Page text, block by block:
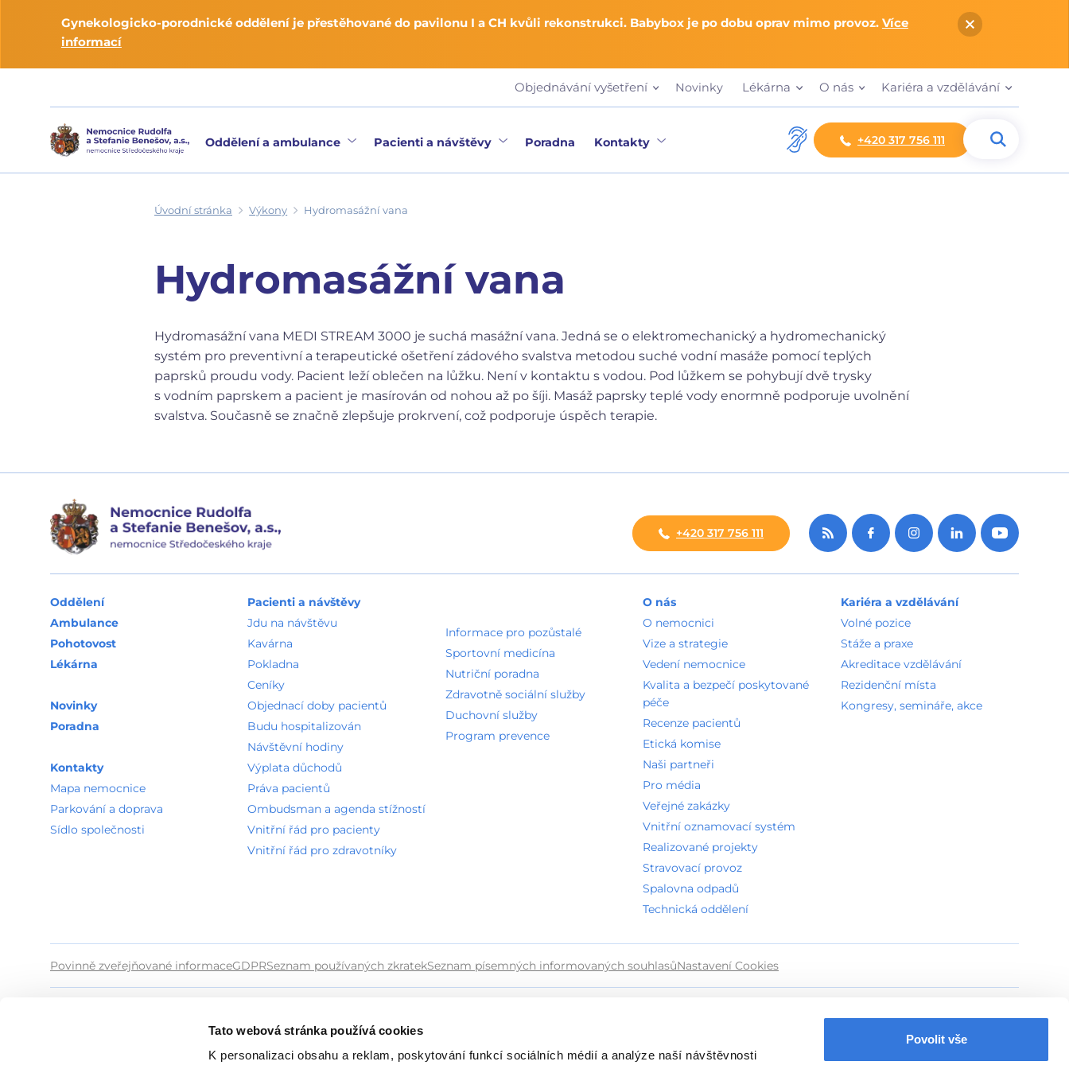
Tato webová stránka používá cookies
K personalizaci obsahu a reklam, poskytování funkcí sociálních médií a analýze naší návštěvnosti
Povolit vše
Gynekologicko-porodnické oddělení je přestěhované do pavilonu I a CH kvůli rekonstrukci. Babybox je po dobu oprav mimo provoz. Více
informací
Objednávání vyšetření Novinky Lékárna O nás Kariéra a vzdělávání
Oddělení a ambulance Pacienti a návštěvy Poradna Kontakty +420 317 756 111
Úvodní stránka Výkony Hydromasážní vana
Hydromasážní vana
Hydromasážní vana MEDI STREAM 3000 je suchá masážní vana. Jedná se o elektromechanický a hydromechanický
systém pro preventivní a terapeutické ošetření zádového svalstva metodou suché vodní masáže pomocí teplých
paprsků proudu vody. Pacient leží oblečen na lůžku. Není v kontaktu s vodou. Pod lůžkem se pohybují dvě trysky
s vodním paprskem a pacient je masírován od nohou až po šíji. Masáž paprsky teplé vody enormně podporuje uvolnění
svalstva. Současně se značně zlepšuje prokrvení, což podporuje úspěch terapie.
+420 317 756 111
Oddělení
Ambulance
Pohotovost
Lékárna
Novinky
Poradna
Kontakty
Mapa nemocnice
Parkování a doprava
Sídlo společnosti
Pacienti a návštěvy
Jdu na návštěvu
Kavárna
Pokladna
Ceníky
Objednací doby pacientů
Budu hospitalizován
Návštěvní hodiny
Výplata důchodů
Práva pacientů
Ombudsman a agenda stížností
Vnitřní řád pro pacienty
Vnitřní řád pro zdravotníky
Informace pro pozůstalé
Sportovní medicína
Nutriční poradna
Zdravotně sociální služby
Duchovní služby
Program prevence
O nás
O nemocnici
Vize a strategie
Vedení nemocnice
Kvalita a bezpečí poskytované
péče
Recenze pacientů
Etická komise
Naši partneři
Pro média
Veřejné zakázky
Vnitřní oznamovací systém
Realizované projekty
Stravovací provoz
Spalovna odpadů
Technická oddělení
Kariéra a vzdělávání
Volné pozice
Stáže a praxe
Akreditace vzdělávání
Rezidenční místa
Kongresy, semináře, akce
Povinně zveřejňované informaceGDPRSeznam používaných zkratekSeznam písemných informovaných souhlasůNastavení Cookies